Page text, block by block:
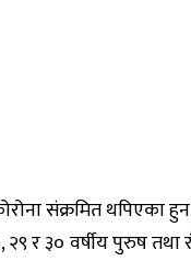
संक्रमित थपिएका
र ३० वर्षीय पुरुष